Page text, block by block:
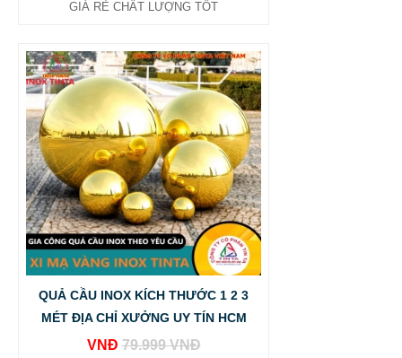
GIÁ RẺ CHẤT LƯỢNG TỐT
QUẢ CẦU INOX KÍCH THƯỚC 1 2 3
MÉT ĐỊA CHỈ XƯỞNG UY TÍN HCM
VNĐ79.999 VNĐ
BẢNG GIÁ GIA CÔNG INOX HCM BÌNH DƯƠNG ĐỒNG